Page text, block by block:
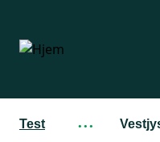
hovedindhold
Test ···